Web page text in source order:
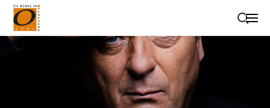
Suche schließen
Wegbeschreibung erhalten